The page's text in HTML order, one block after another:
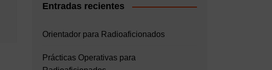
Entradas recientes
Orientador para Radioaficionados
Prácticas Operativas para